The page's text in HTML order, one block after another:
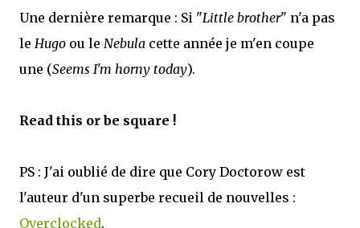
Une dernière remarque : Si "Little brother" n'a pas
le Hugo ou le Nebula cette année je m'en coupe
une (Seems I'm horny today).
Read this or be square !
PS : J'ai oublié de dire que Cory Doctorow est
l'auteur d'un superbe recueil de nouvelles :
Overclocked.